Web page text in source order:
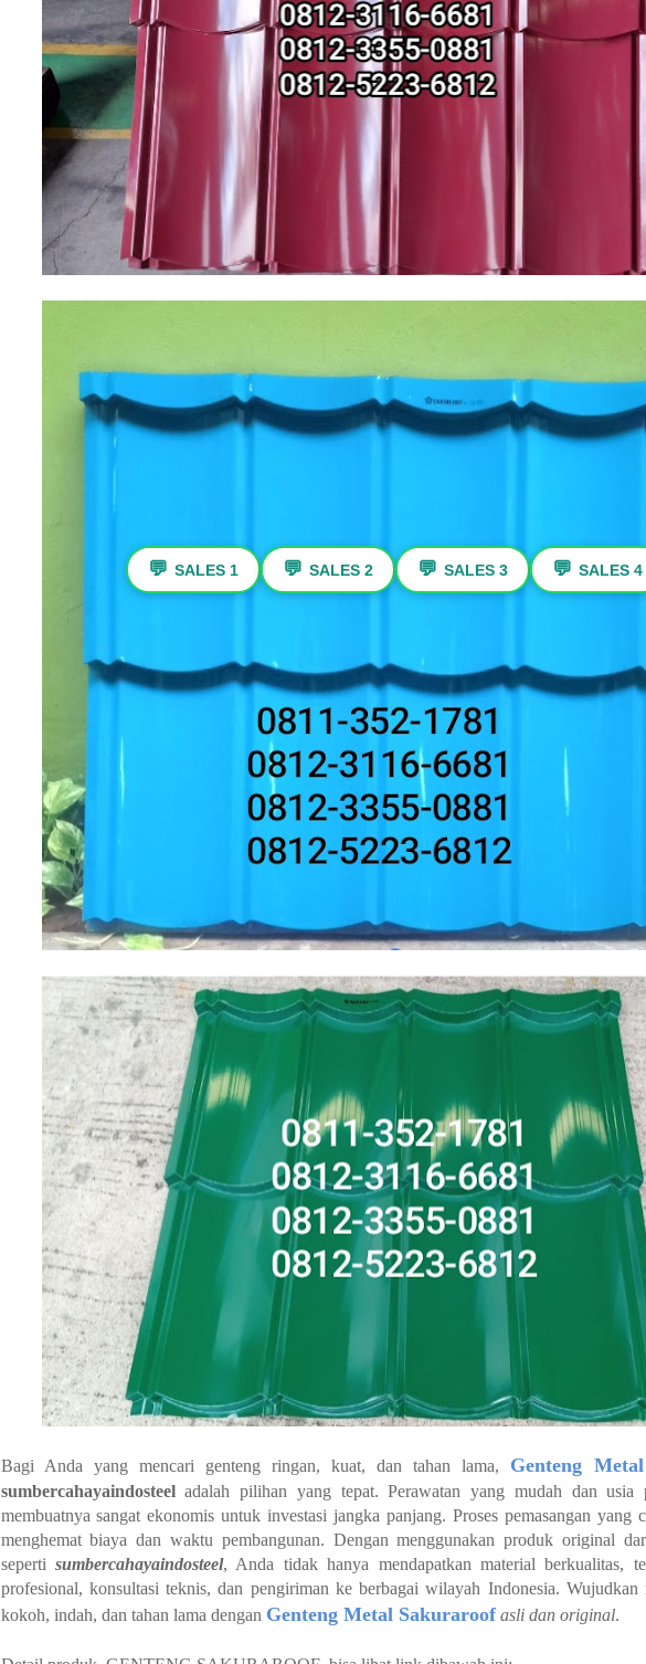
Bagi Anda yang mencari genteng ringan, kuat, dan tahan lama, Genteng
sumbercahayaindosteeladalah pilihan yang tepat. Perawatan yang mudah dan usia
membuatnya sangat ekonomis untuk investasi jangka panjang. Proses pemasangan yang
menghemat biaya dan waktu pembangunan. Dengan menggunakan produk original
seperti sumbercahayaindosteel, Anda tidak hanya mendapatkan material berkualitas,
profesional, konsultasi teknis, dan pengiriman ke berbagai wilayah Indonesia. Wujudkan
kokoh, indah, dan tahan lama dengan Genteng Metal Sakuraroof asli dan original.
💬 SALES 1 💬 SALES 2 💬 SALES 3 💬 SALES 4